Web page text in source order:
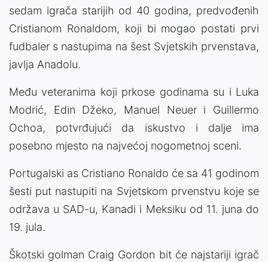
sedam igrača starijih od 40 godina, predvođenih
Cristianom Ronaldom, koji bi mogao postati prvi
fudbaler s nastupima na šest Svjetskih prvenstava,
javlja Anadolu.
Među veteranima koji prkose godinama su i Luka
Modrić, Edin Džeko, Manuel Neuer i Guillermo
Ochoa, potvrđujući da iskustvo i dalje ima
posebno mjesto na najvećoj nogometnoj sceni.
Portugalski as Cristiano Ronaldo će sa 41 godinom
šesti put nastupiti na Svjetskom prvenstvu koje se
održava u SAD-u, Kanadi i Meksiku od 11. juna do
19. jula.
Škotski golman Craig Gordon bit će najstariji igrač